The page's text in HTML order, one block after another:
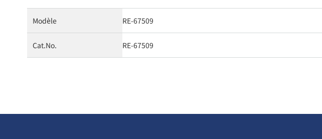
Modèle RE-67509
Cat.No. RE-67509